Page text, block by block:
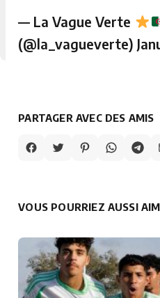
— La Vague Verte
(@la_vagueverte)
PARTAGER AVEC DES AMIS
VOUS POURRIEZ AUSSI